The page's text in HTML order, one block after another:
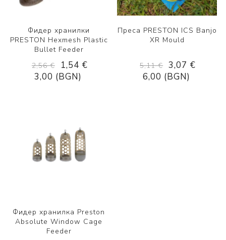
Фидер хранилки
PRESTON Hexmesh Plastic
Bullet Feeder
2,56 €
1,54 €
3,00 (BGN)
Преса PRESTON ICS Banjo
XR Mould
5,11 € 3,07 €
6,00 (BGN)
Фидер хранилка Preston
Absolute Window Cage
Feeder